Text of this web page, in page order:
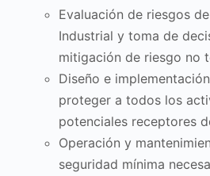
Evaluación de riesgos
Industrial y toma de
mitigación de riesgo no
Diseño e
proteger a todos los
potenciales receptores
Operación y
seguridad mínima